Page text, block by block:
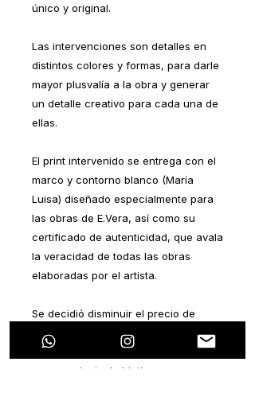
único y original.
Las intervenciones son detalles en
distintos colores y formas, para darle
mayor plusvalía a la obra y generar
un detalle creativo para cada una de
ellas.
El print intervenido se entrega con el
marco y contorno blanco (María
Luisa) diseñado especialmente para
las obras de E.Vera, así como su
certificado de autenticidad, que avala
la veracidad de todas las obras
elaboradas por el artista.
Se decidió disminuir el precio de
manera considerable por ser una
serie de lanzamiento, y sobre todo,
que su principal objetivo es generar